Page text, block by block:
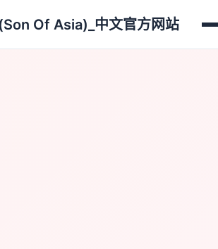
Of Asia)_中文官方网站